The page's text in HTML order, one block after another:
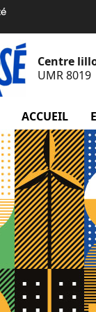
Centre
UMR 8019
ACCUEIL